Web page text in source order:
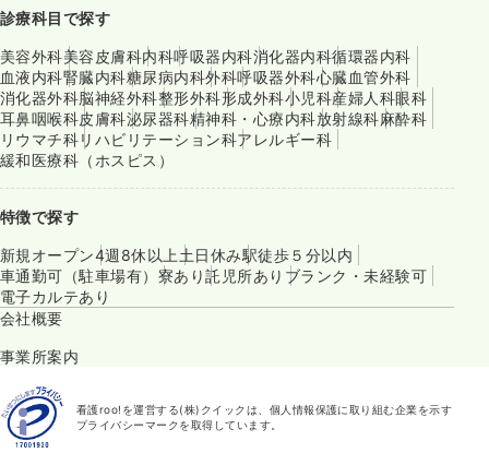
診療科目で探す
美容外科美容皮膚科内科呼吸器内科消化器内科循環器内科
血液内科腎臓内科糖尿病内科外科呼吸器外科心臓血管外科
消化器外科脳神経外科整形外科形成外科小児科産婦人科眼科
耳鼻咽喉科皮膚科泌尿器科精神科・心療内科放射線科麻酔科
リウマチ科リハビリテーション科アレルギー科
緩和医療科（ホスピス）
特徴で探す
新規オープン4週8休以上 土日休み駅徒歩５分以内
車通勤可（駐車場有） 寮あり託児所あり ブランク・未経験可
電子カルテあり
会社概要
事業所案内
看護roo!を運営する(株)クイックは、個人情報保護に取り組む企業を示す
プライバシーマークを取得しています。